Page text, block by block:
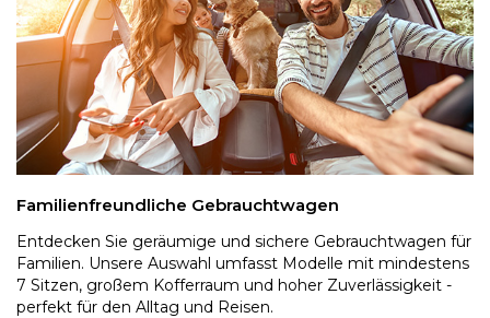
Familienfreundliche Gebrauchtwagen
Entdecken Sie geräumige und sichere Gebrauchtwagen für
Familien. Unsere Auswahl umfasst Modelle mit mindestens
7 Sitzen, großem Kofferraum und hoher Zuverlässigkeit -
perfekt für den Alltag und Reisen.